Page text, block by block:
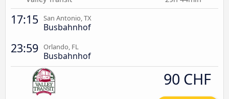
17:15 San Antonio, TX
Busbahnhof
23:59 Orlando, FL
Busbahnhof
90 CHF